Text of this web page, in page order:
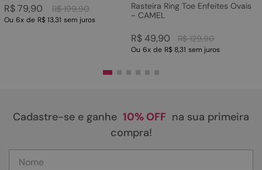
R$ 199,90
R$79,90
Ou 6x de R$ 13,31 sem juros
Rasteira Ring Toe Enfeites Ovais
- CAMEL
R$ 129,90
R$49,90
Ou 6x de R$ 8,31 sem juros
Cadastre-se e ganhe 10% OFF na sua primeira
compra!